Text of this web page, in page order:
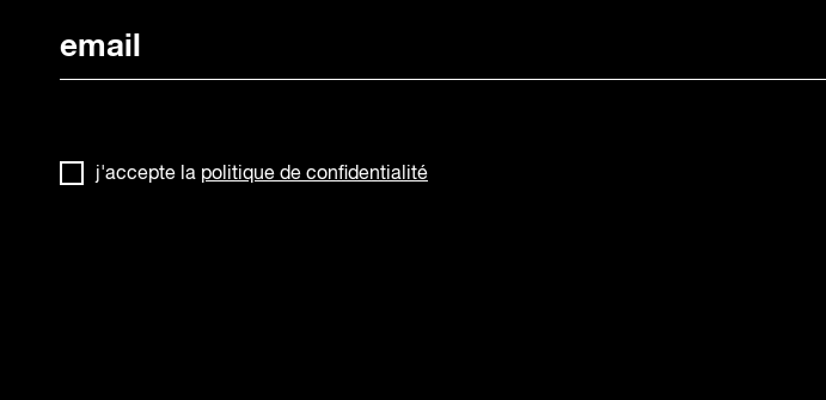
j'accepte la politique de confidentialité